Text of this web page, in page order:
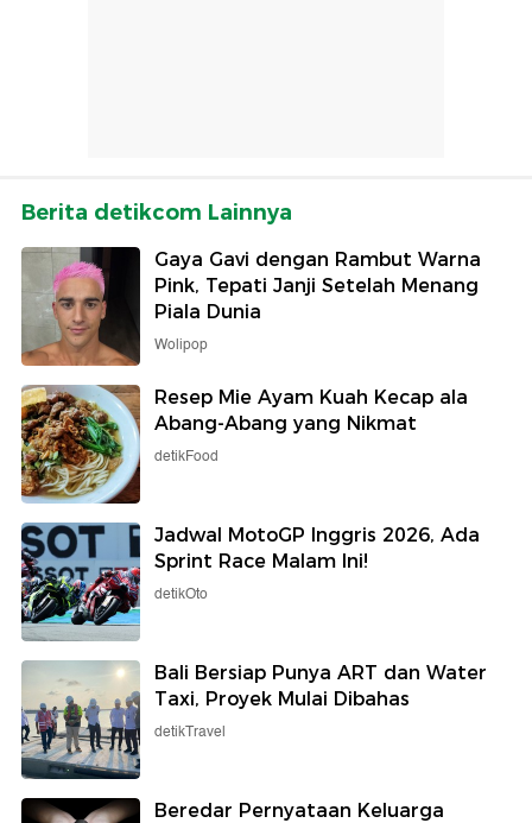
Berita detikcom Lainnya
Gaya Gavi dengan Rambut Warna
Pink, Tepati Janji Setelah Menang
Piala Dunia
Wolipop
Resep Mie Ayam Kuah Kecap ala
Abang-Abang yang Nikmat
detikFood
Jadwal MotoGP Inggris 2026, Ada
Sprint Race Malam Ini!
detikOto
Bali Bersiap Punya ART dan Water
Taxi, Proyek Mulai Dibahas
detikTravel
Beredar Pernyataan Keluarga